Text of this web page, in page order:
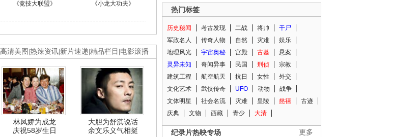
《竞技大联盟》 《小龙大功夫》
高清美图 热辣资讯 新片速递 精品栏目 电影滚播
林凤娇为成龙
庆祝58岁生日
大胆为舒淇说话
余文乐义气相挺
热门标签
历史秘闻 考古发现 二战 将帅
干尸
军政名人
传奇人物 自然 灾难
娱乐
地理风光
宇宙奥秘 宫殿 古墓
悬案
灵异未知
奇闻异事 民国 刑侦
宗教
建筑工程
航空航天 抗日 女性
外交
文化艺术
武侠传奇 UFO 动物
战争
文体明星
社会名流 灾难 皇陵 慈禧
古迹
庆典
文物 西藏 青少 大清
更多
纪录片热映专场